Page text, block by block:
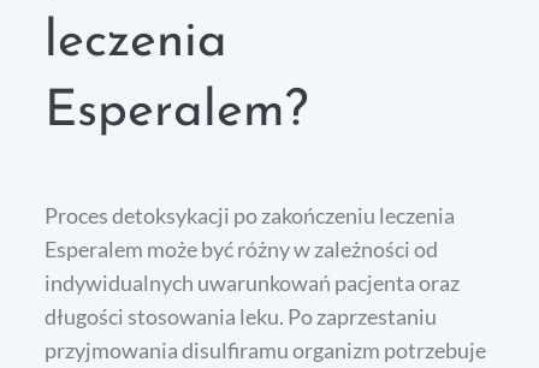
leczenia
Esperalem?
Proces detoksykacji po zakończeniu leczenia
Esperalem może być różny w zależności od
indywidualnych uwarunkowań pacjenta oraz
długości stosowania leku. Po zaprzestaniu
przyjmowania disulfiramu organizm potrzebuje